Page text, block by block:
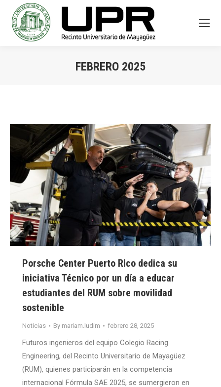
FEBRERO 2025
Porsche Center Puerto Rico dedica su
iniciativa Técnico por un día a educar
estudiantes del RUM sobre movilidad
sostenible
Noticias By mariam.ludim febrero 28, 2025
Futuros ingenieros del equipo Colegio Racing
Engineering, del Recinto Universitario de Mayagüez
(RUM), quienes participarán en la competencia
internacional Fórmula SAE 2025, se sumergieron en